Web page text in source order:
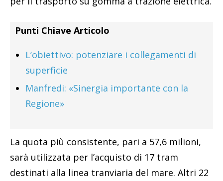
Punti Chiave Articolo
L’obiettivo: potenziare i collegamenti di
superficie
Manfredi: «Sinergia importante con la
Regione»
La quota più consistente, pari a 57,6 milioni,
sarà utilizzata per l’acquisto di 17 tram
destinati alla linea tranviaria del mare. Altri 22